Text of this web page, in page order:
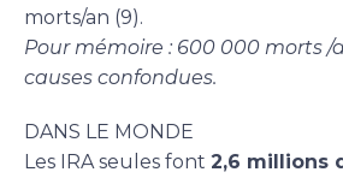
morts/an (9).
Pour mémoire : 600 000 morts /
causes confondues.
DANS LE MONDE
Les IRA seules font 2,6 millions